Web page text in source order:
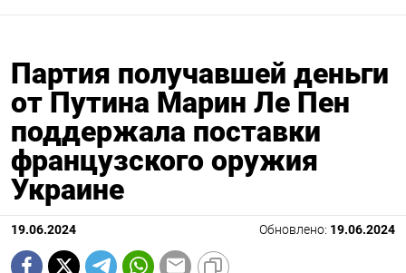
Партия получавшей деньги
от Путина Марин Ле Пен
поддержала поставки
французского оружия
Украине
19.06.2024 Обновлено: 19.06.2024